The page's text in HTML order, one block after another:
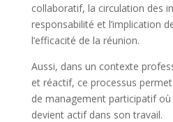
collaboratif, la circulation des
responsabilité et l’implication
l’efficacité de la réunion.
Aussi, dans un contexte
et réactif, ce processus
de management participatif
devient actif dans son travail.